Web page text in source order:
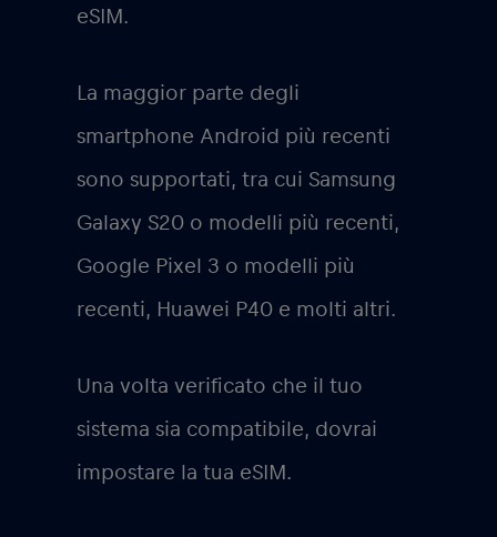
eSIM.
La maggior parte degli
smartphone Android più recenti
sono supportati, tra cui Samsung
Galaxy S20 o modelli più recenti,
Google Pixel 3 o modelli più
recenti, Huawei P40 e molti altri.
Una volta verificato che il tuo
sistema sia compatibile, dovrai
impostare la tua eSIM.